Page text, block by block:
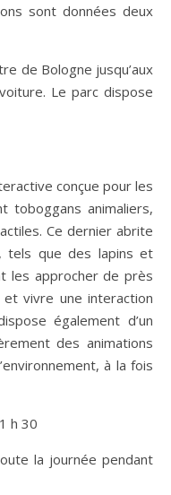
sont données deux
de Bologne jusqu’aux
Le parc dispose
conçue pour les
toboggans animaliers,
Ce dernier abrite
tels que des lapins et
les approcher de près
et vivre une interaction
également d’un
des animations
à la fois
h 30
la journée pendant